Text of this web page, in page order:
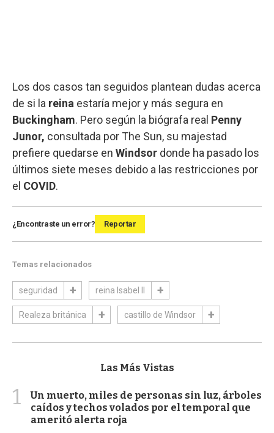
Los dos casos tan seguidos plantean dudas acerca
de si la reina estaría mejor y más segura en
Buckingham. Pero según la biógrafa real Penny
Junor, consultada por The Sun, su majestad
prefiere quedarse en Windsor donde ha pasado los
últimos siete meses debido a las restricciones por
el COVID.
¿Encontraste un error? Reportar
Temas relacionados
seguridad reina Isabel II
Realeza británica castillo de Windsor
Las Más Vistas
1
Un muerto, miles de personas sin luz, árboles
caídos y techos volados por el temporal que
ameritó alerta roja